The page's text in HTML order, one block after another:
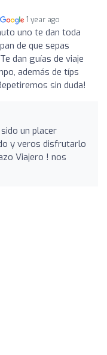
1 year ago
uno te dan toda
de que sepas
dan guías de viaje
además de típs
sin duda!
un placer
y veros disfrutarlo
Viajero ! nos